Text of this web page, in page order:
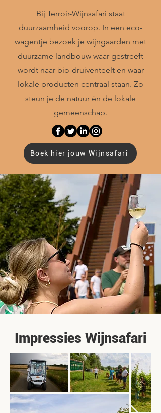
Bij Terroir-Wijnsafari staat
duurzaamheid voorop. In een eco-
wagentje bezoek je wijngaarden met
duurzame landbouw waar gestreeft
wordt naar bio-druiventeelt en waar
lokale producten centraal staan. Zo
steun je de natuur én de lokale
gemeenschap.
Boek hier jouw Wijnsafari
Impressies Wijnsafari